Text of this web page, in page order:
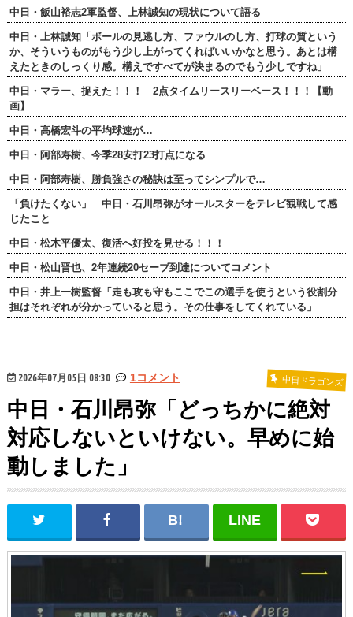
中日・飯山裕志2軍監督、上林誠知の現状について語る
中日・上林誠知「ボールの見逃し方、ファウルのし方、打球の質という
か、そういうものがもう少し上がってくればいいかなと思う。あとは構
えたときのしっくり感。構えですべてが決まるのでもう少しですね」
中日・マラー、捉えた！！！ 2点タイムリースリーベース！！！【動
画】
中日・高橋宏斗の平均球速が…
中日・阿部寿樹、今季28安打23打点になる
中日・阿部寿樹、勝負強さの秘訣は至ってシンプルで…
「負けたくない」 中日・石川昂弥がオールスターをテレビ観戦して感
じたこと
中日・松木平優太、復活へ好投を見せる！！！
中日・松山晋也、2年連続20セーブ到達についてコメント
中日・井上一樹監督「走も攻も守もここでこの選手を使うという役割分
担はそれぞれが分かっていると思う。その仕事をしてくれている」
2026年07月05日 08:30 1コメント 中日ドラゴンズ
中日・石川昂弥「どっちかに絶対
対応しないといけない。早めに始
動しました」